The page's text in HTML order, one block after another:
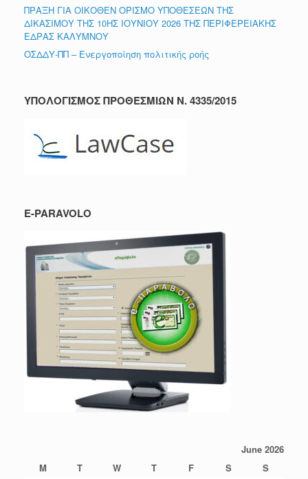
ΠΡΑΞΗ ΓΙΑ ΟΙΚΟΘΕΝ ΟΡΙΣΜΟ ΥΠΟΘΕΣΕΩΝ ΤΗΣ
ΔΙΚΑΣΙΜΟΥ ΤΗΣ 10ΗΣ ΙΟΥΝΙΟΥ 2026 ΤΗΣ ΠΕΡΙΦΕΡΕΙΑΚΗΣ
ΕΔΡΑΣ ΚΑΛΥΜΝΟΥ
ΟΣΔΔΥ-ΠΠ – Ενεργοποίηση πολιτικής ροής
ΥΠΟΛΟΓΙΣΜΟΣ ΠΡΟΘΕΣΜΙΩΝ Ν. 4335/2015
E-PARAVOLO
June 2026
M
T W T F S
S